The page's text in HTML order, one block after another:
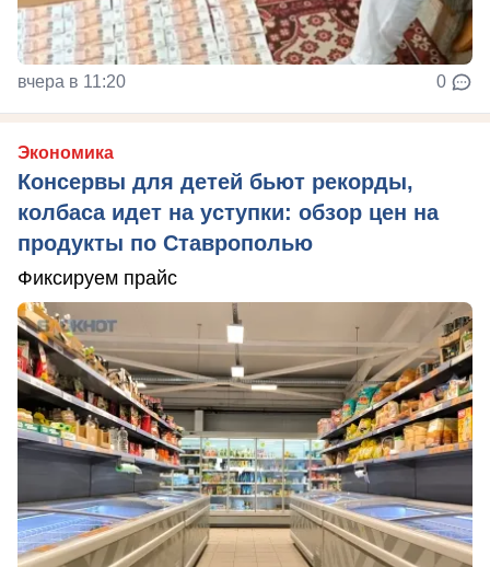
вчера в 11:20 0
Экономика
Консервы для детей бьют рекорды,
колбаса идет на уступки: обзор цен на
продукты по Ставрополью
Фиксируем прайс